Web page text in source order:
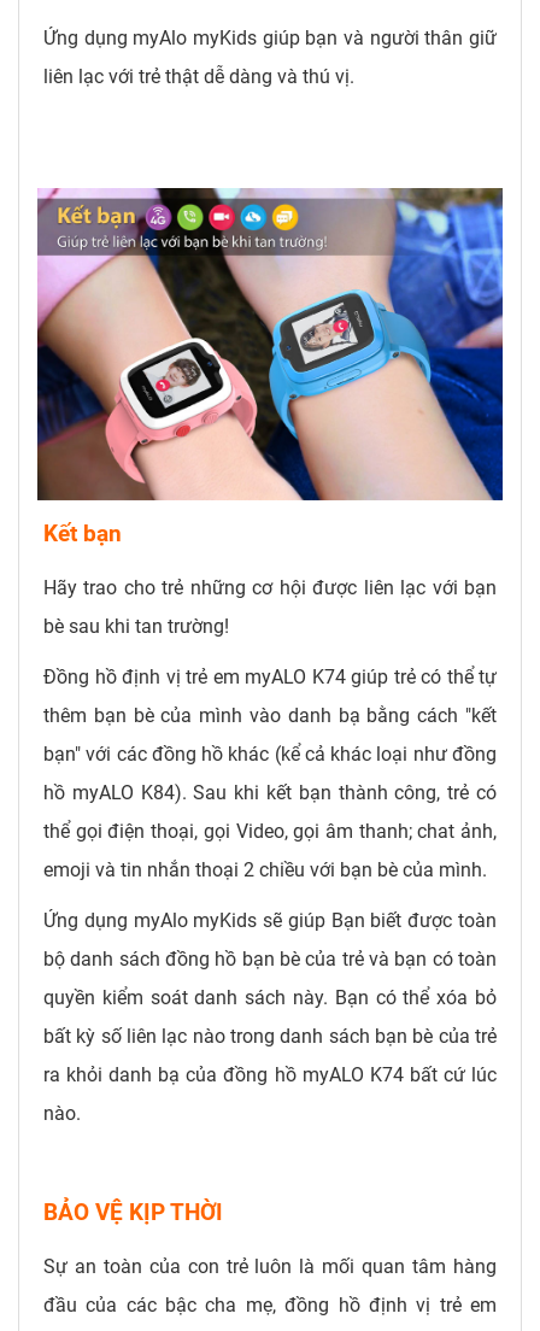
Ứng dụng myAlo myKids giúp bạn và người thân giữ
liên lạc với trẻ thật dễ dàng và thú vị.
Kết bạn
Hãy trao cho trẻ những cơ hội được liên lạc với bạn
bè sau khi tan trường!
Đồng hồ định vị trẻ em myALO K74 giúp trẻ có thể tự
thêm bạn bè của mình vào danh bạ bằng cách "kết
bạn" với các đồng hồ khác (kể cả khác loại như đồng
hồ myALO K84). Sau khi kết bạn thành công, trẻ có
thể gọi điện thoại, gọi Video, gọi âm thanh; chat ảnh,
emoji và tin nhắn thoại 2 chiều với bạn bè của mình.
Ứng dụng myAlo myKids sẽ giúp Bạn biết được toàn
bộ danh sách đồng hồ bạn bè của trẻ và bạn có toàn
quyền kiểm soát danh sách này. Bạn có thể xóa bỏ
bất kỳ số liên lạc nào trong danh sách bạn bè của trẻ
ra khỏi danh bạ của đồng hồ myALO K74 bất cứ lúc
nào.
BẢO VỆ KỊP THỜI
Sự an toàn của con trẻ luôn là mối quan tâm hàng
đầu của các bậc cha mẹ, đồng hồ định vị trẻ em